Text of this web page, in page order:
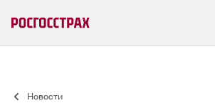
Новости